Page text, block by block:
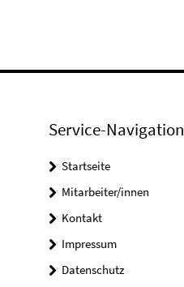
Service-Navigation
Startseite
Mitarbeiter/innen
Kontakt
Impressum
Datenschutz